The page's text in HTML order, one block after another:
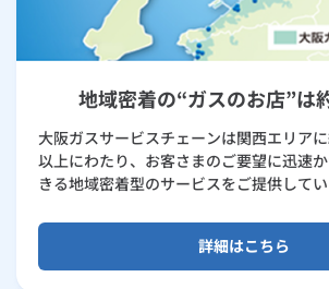
地域密着の“ガスのお店”は
大阪ガスサービスチェーンは関西エリア
以上にわたり、お客さまのご要望に迅速
きる地域密着型のサービスをご提供してい
詳細はこちら